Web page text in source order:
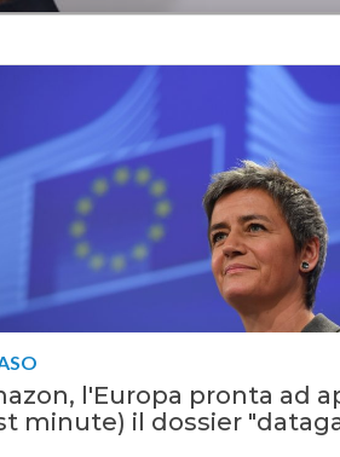
l'Europa pronta ad
minute) il dossier